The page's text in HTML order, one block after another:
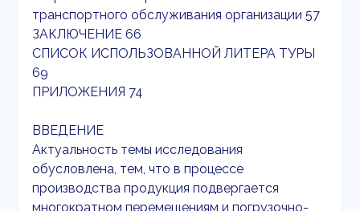
транспортного обслуживания организации 57
ЗАКЛЮЧЕНИЕ 66
СПИСОК ИСПОЛЬЗОВАННОЙ ЛИТЕРА ТУРЫ
69
ПРИЛОЖЕНИЯ 74
ВВЕДЕНИЕ
Актуальность темы исследования
обусловлена, тем, что в процессе
производства продукция подвергается
многократном перемещениям и погрузочно-